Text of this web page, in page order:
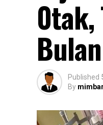
0tak,
Bulan
Published
By